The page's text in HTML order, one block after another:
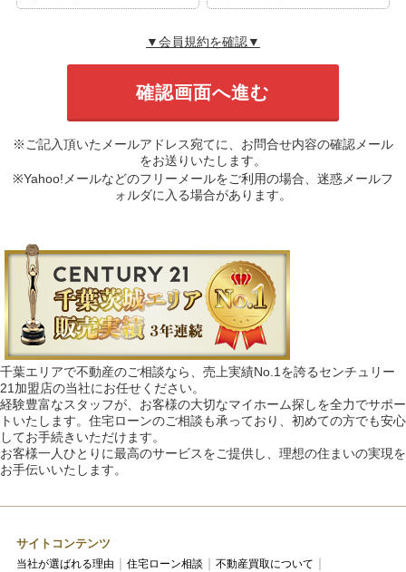
▼会員規約を確認▼
※ご記入頂いたメールアドレス宛てに、お問合せ内容の確認メール
をお送りいたします。
※Yahoo!メールなどのフリーメールをご利用の場合、迷惑メールフ
ォルダに入る場合があります。
千葉エリアで不動産のご相談なら、売上実績No.1を誇るセンチュリー
21加盟店の当社にお任せください。
経験豊富なスタッフが、お客様の大切なマイホーム探しを全力でサポー
トいたします。住宅ローンのご相談も承っており、初めての方でも安心
してお手続きいただけます。
お客様一人ひとりに最高のサービスをご提供し、理想の住まいの実現を
お手伝いいたします。
サイトコンテンツ
当社が選ばれる理由 住宅ローン相談
不動産買取について